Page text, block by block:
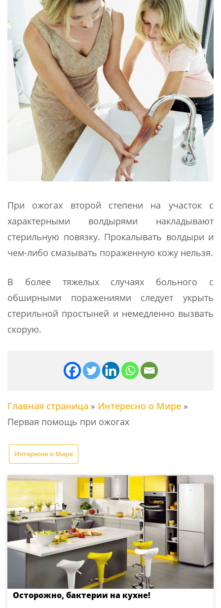
При ожогах второй степени на участок с
характерными волдырями накладывают
стерильную повязку. Прокалывать волдыри и
чем-либо смазывать пораженную кожу нельзя.
В более тяжелых случаях больного с
обширными поражениями следует укрыть
стерильной простыней и немедленно вызвать
скорую.
Главная страница » Интересно о Мире »
Первая помощь при ожогах
Интересно о Мире
Осторожно, бактерии на кухне!